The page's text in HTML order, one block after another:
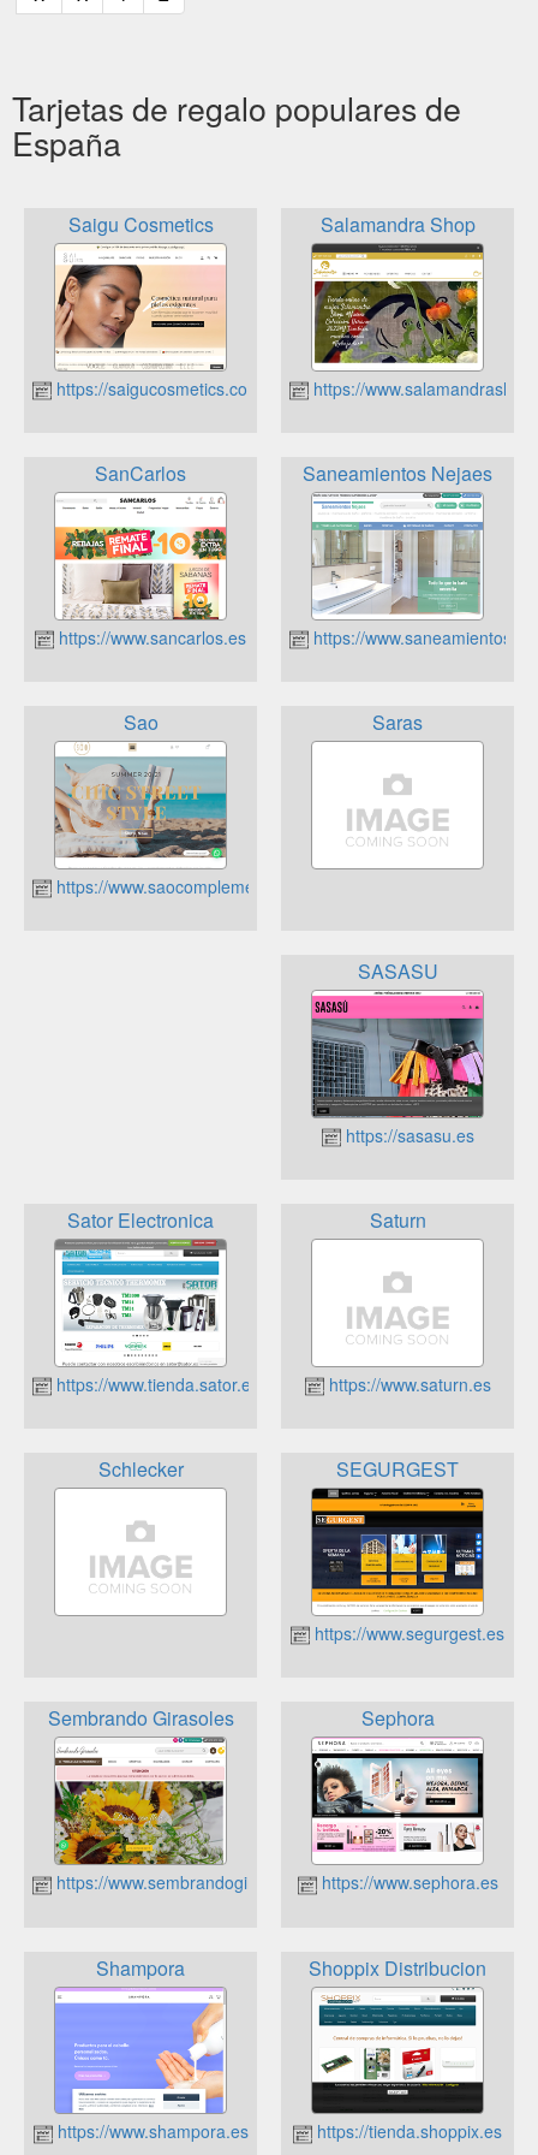
Tarjetas de regalo populares de
España
Saigu Cosmetics
https://saigucosmetics.com
Salamandra Shop
https://
SanCarlos
https://www.sancarlos.es
Saneamientos Nejaes
https://
Sao
https://www.saocomplements.es
Saras
SASASU
https://sasasu.es
Sator Electronica
https://www.tienda.sator.es
Saturn
https://www.saturn.es
Schlecker SEGURGEST
https://www.segurgest.es
Sembrando Girasoles
https://www.sembrandogirasoles.es
Sephora
https://www.sephora.es
Shampora
https://www.shampora.es
Shoppix Distribucion
https://tienda.shoppix.es